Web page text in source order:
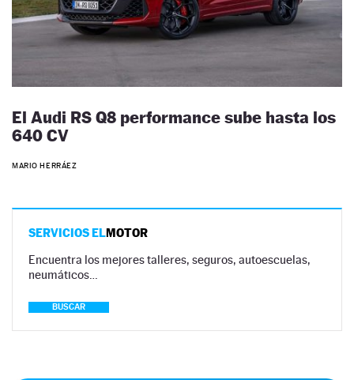
El Audi RS Q8 performance sube hasta los
640 CV
MARIO HERRÁEZ
SERVICIOS ELMOTOR
Encuentra los mejores talleres, seguros, autoescuelas,
neumáticos…
BUSCAR